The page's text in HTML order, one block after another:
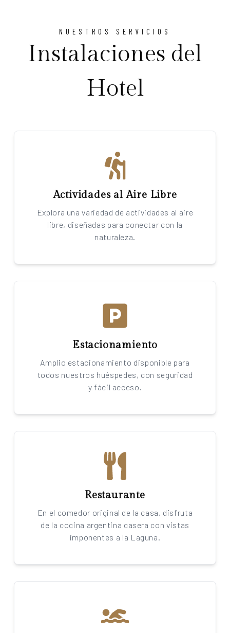
NUESTROS SERVICIOS
Instalaciones del
Hotel
Actividades al Aire Libre
Explora una variedad de actividades al aire
libre, diseñadas para conectar con la
naturaleza.
Estacionamiento
Amplio estacionamiento disponible para
todos nuestros huéspedes, con seguridad
y fácil acceso.
Restaurante
En el comedor original de la casa, disfruta
de la cocina argentina casera con vistas
imponentes a la Laguna.